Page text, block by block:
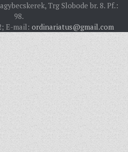
Trg Slobode br. 8. Pf.:
98.
E-mail: ordinariatus@gmail.com